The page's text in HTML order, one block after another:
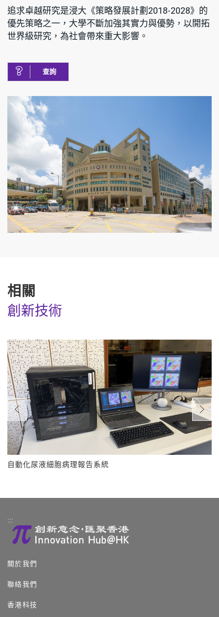
追求卓越研究是浸大《策略發展計劃2018-2028》的
優先策略之一，大學不斷加強其實力與優勢，以開拓
世界級研究，為社會帶來重大影響。
查詢
相關
創新技術
自動化尿液細胞病理報告系統
:::
關於我們
聯絡我們
香港科技